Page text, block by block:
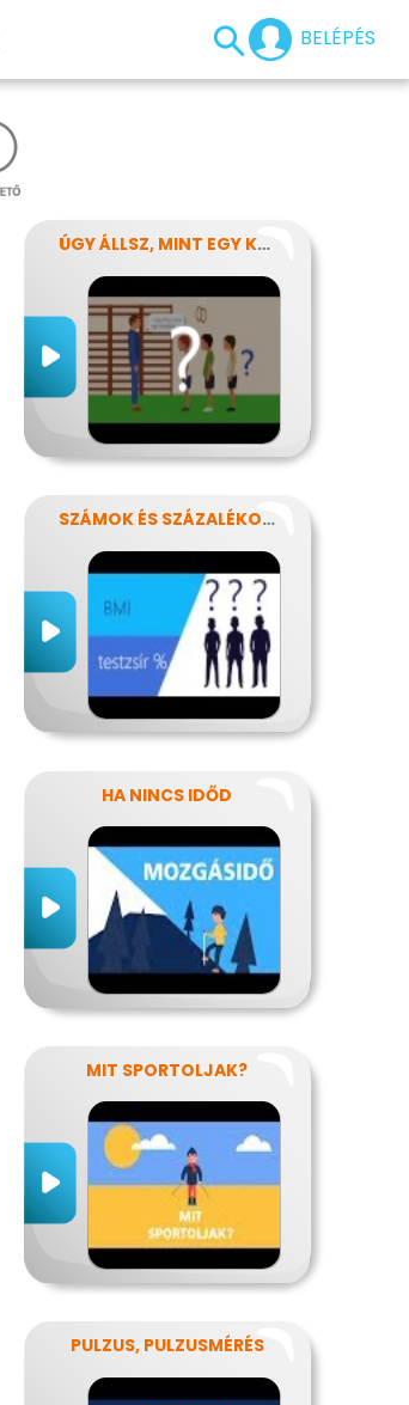
BELÉPÉS
ÚGY ÁLLSZ, MINT EGY KÉRDŐJEL
SZÁMOK ÉS SZÁZALÉKOK REJTELMEI
HA NINCS IDŐD
MIT SPORTOLJAK?
PULZUS, PULZUSMÉRÉS